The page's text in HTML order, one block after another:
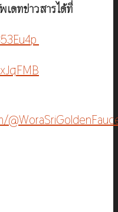
ดทข่าวสารได้ที่